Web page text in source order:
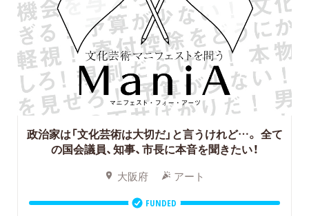
政治家は「文化芸術は大切だ」と言うけれど…。 全て
の国会議員、知事、市長に本音を聞きたい！
大阪府 アート
FUNDED